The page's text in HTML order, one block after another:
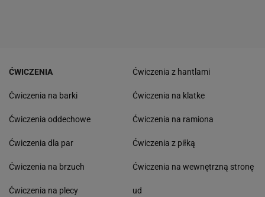
ĆWICZENIA
Ćwiczenia na barki
Ćwiczenia oddechowe
Ćwiczenia dla par
Ćwiczenia na brzuch
Ćwiczenia na plecy
Ćwiczenia z hantlami
Ćwiczenia na klatke
Ćwiczenia na ramiona
Ćwiczenia z piłką
Ćwiczenia na wewnętrzną stronę
ud